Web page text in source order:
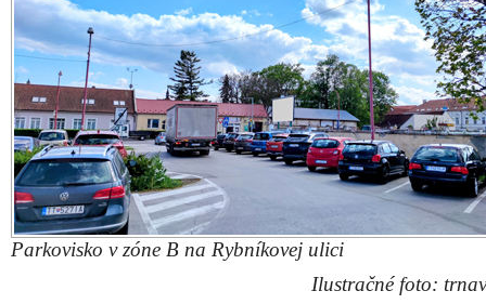
Parkovisko v zóne B na Rybníkovej ulici
Ilustračné foto: